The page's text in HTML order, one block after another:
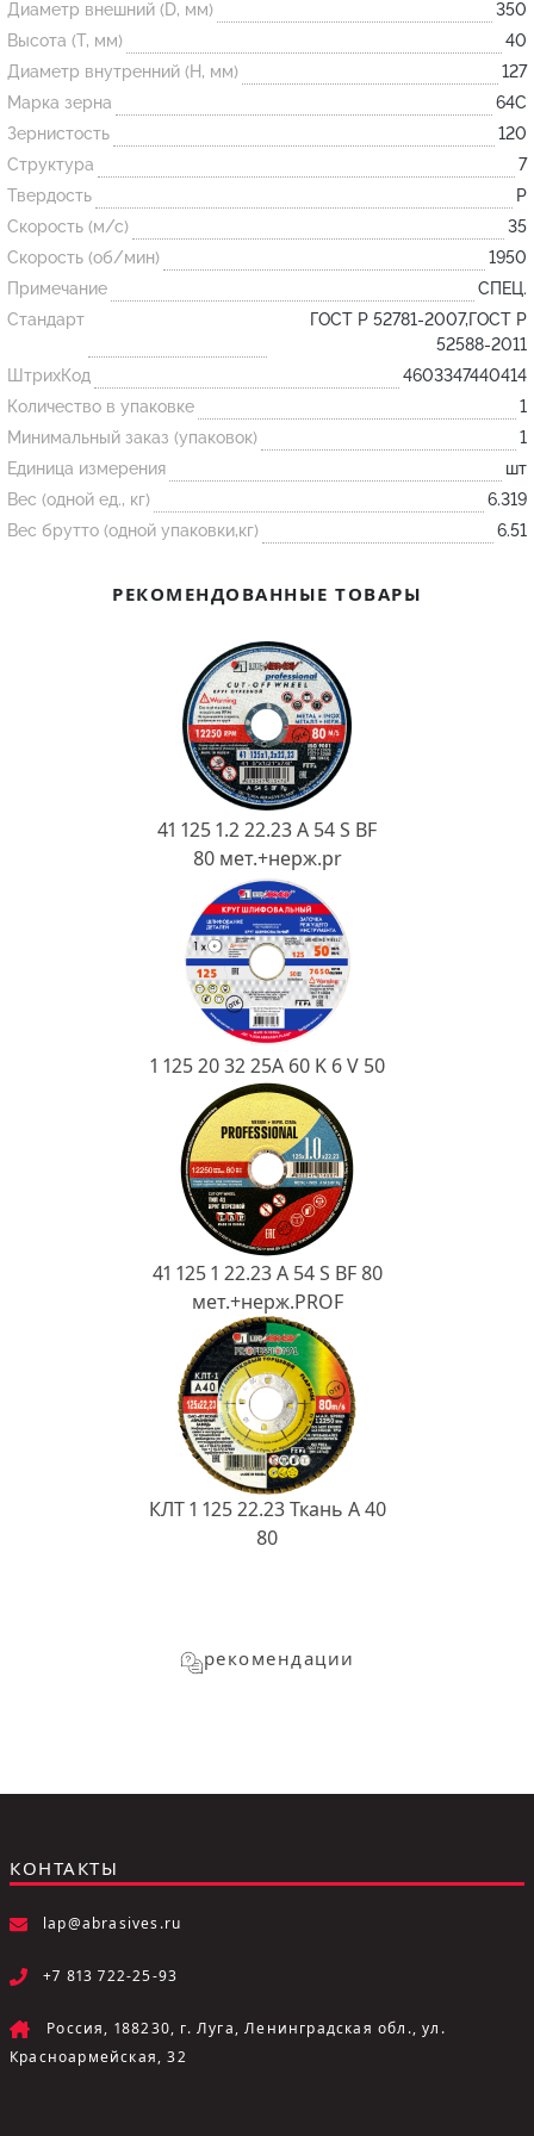
Огнеупорные
изделия
Скачать каталог
Тигель
Муфель
Черпак
Шербер
Трубка
Стержень
Пробка
Подставка
Лодочка
Контакт
Желоб
Диаметр внешний (D, мм)
350
Высота (T, мм)
40
Диаметр внутренний (H, мм)
127
Марка зерна
64С
Зернистость
120
Структура
7
Твердость
P
Скорость (м/с)
35
Скорость (об/мин)
1950
Примечание
СПЕЦ.
Стандарт
ГОСТ Р 52781-2007,ГОСТ Р
52588-2011
ШтрихКод
4603347440414
Количество в упаковке
1
Минимальный заказ (упаковок)
1
Единица измерения
шт
Вес (одной ед., кг)
6.319
Вес брутто (одной упаковки,кг)
6.51
РЕКОМЕНДОВАННЫЕ ТОВАРЫ
41 125 1.2 22.23 A 54 S BF
80 мет.+нерж.pr
1 125 20 32 25А 60 K 6 V 50
41 125 1 22.23 A 54 S BF 80
мет.+нерж.PROF
КЛТ 1 125 22.23 Ткань A 40
80
рекомендации
КОНТАКТЫ
lap@abrasives.ru
+7 813 722-25-93
Россия, 188230, г. Луга, Ленинградская обл., ул.
Красноармейская, 32